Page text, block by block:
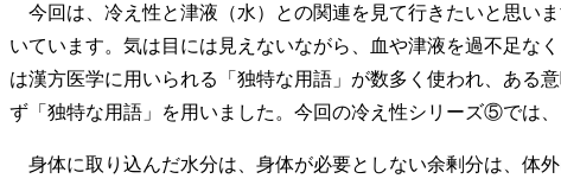
今回は、冷え性と津液（水）との関連を見て行きたいと思い
いています。気は目には見えないながら、血や津液を過不足
は漢方医学に用いられる「独特な用語」が数多く使われ、ある
ず「独特な用語」を用いました。今回の冷え性シリーズ⑤では
身体に取り込んだ水分は、身体が必要としない余剰分は、体